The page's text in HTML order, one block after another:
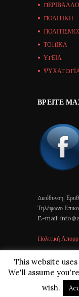
ΠΟΛΙΤΙΚΗ
ΤΟΠΙΚΑ
ΥΓΕΙΑ
ΒΡΕΊΤΕ
Διεύθυνση:
Τηλέφωνο
E-mail:
Πολιτική
This website
We'll assume
wish.